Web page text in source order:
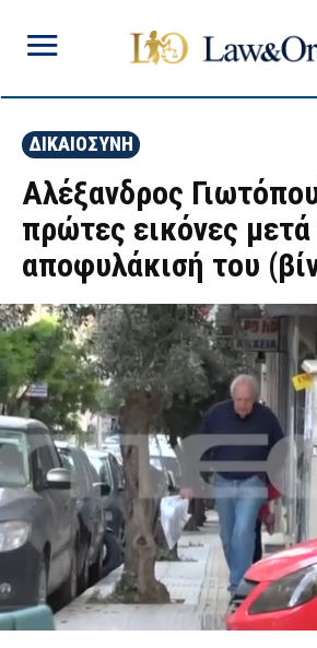
ΔΙΚΑΙΟΣΥΝΗ
Αλέξανδρος
πρώτες εικόνες μετά
αποφυλάκισή του